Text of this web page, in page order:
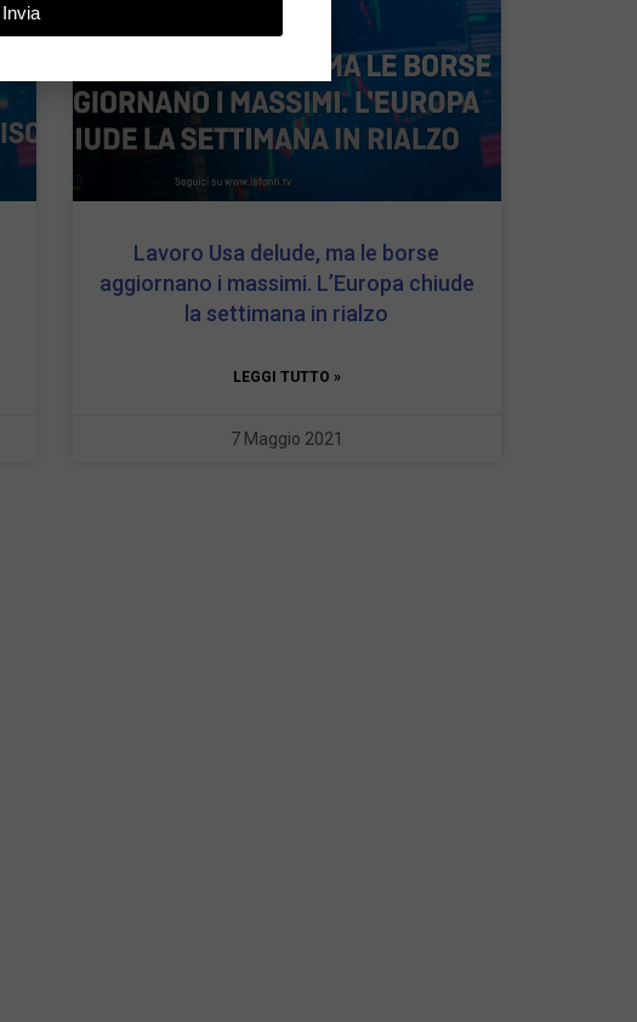
Lavoro Usa delude, ma le borse
aggiornano i massimi. L’Europa chiude
la settimana in rialzo
LEGGI TUTTO »
7 Maggio 2021
Invia